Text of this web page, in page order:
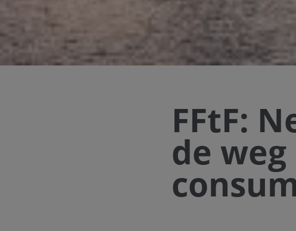
FFtF:
de